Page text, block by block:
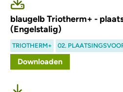
blaugelb Triotherm+ -
(Engelstalig)
TRIOTHERM+ 02.
Downloaden